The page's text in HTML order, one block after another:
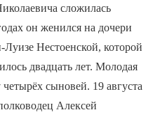
сложилась
он женился на дочери
Нестоенской, которой
двадцать лет. Молодая
сыновей. 19 августа
Алексей